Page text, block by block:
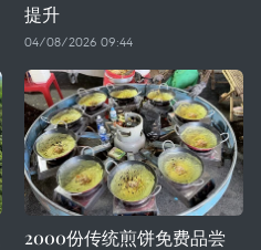
提升
04/08/2026 09:44
2000份传统煎饼免费品尝